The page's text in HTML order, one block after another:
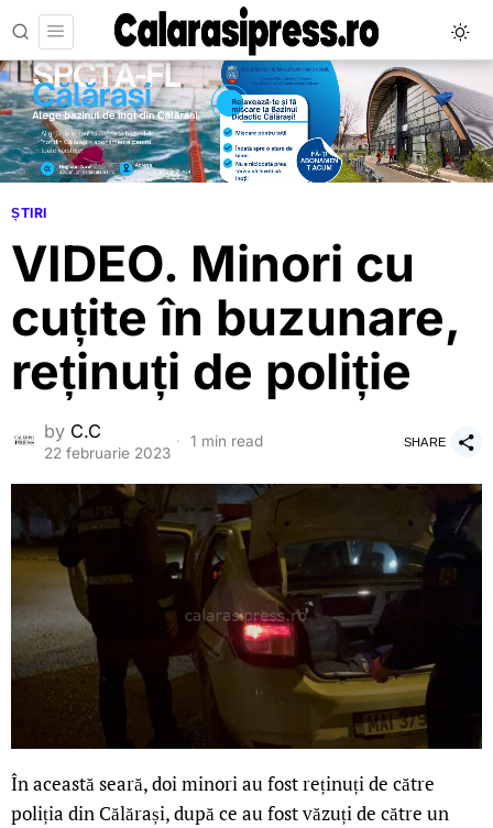
ȘTIRI
VIDEO. Minori cu
cuțite în buzunare,
reținuți de poliție
by C.C
22 februarie 2023
1 min read SHARE
În această seară, doi minori au fost reținuți de către
poliția din Călărași, după ce au fost văzuți de către un